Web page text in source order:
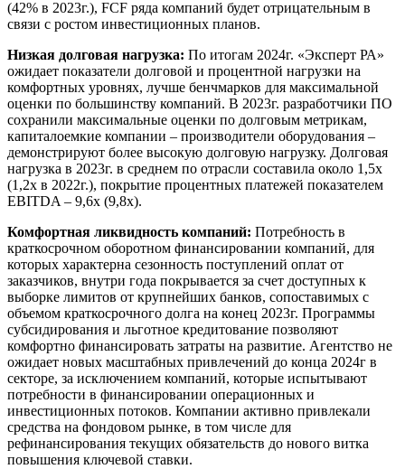
(42% в 2023г.), FCF ряда компаний будет отрицательным в
связи с ростом инвестиционных планов.
Низкая долговая нагрузка: По итогам 2024г. «Эксперт РА»
ожидает показатели долговой и процентной нагрузки на
комфортных уровнях, лучше бенчмарков для максимальной
оценки по большинству компаний. В 2023г. разработчики ПО
сохранили максимальные оценки по долговым метрикам,
капиталоемкие компании – производители оборудования –
демонстрируют более высокую долговую нагрузку. Долговая
нагрузка в 2023г. в среднем по отрасли составила около 1,5х
(1,2х в 2022г.), покрытие процентных платежей показателем
EBITDA – 9,6х (9,8х).
Комфортная ликвидность компаний: Потребность в
краткосрочном оборотном финансировании компаний, для
которых характерна сезонность поступлений оплат от
заказчиков, внутри года покрывается за счет доступных к
выборке лимитов от крупнейших банков, сопоставимых с
объемом краткосрочного долга на конец 2023г. Программы
субсидирования и льготное кредитование позволяют
комфортно финансировать затраты на развитие. Агентство не
ожидает новых масштабных привлечений до конца 2024г в
секторе, за исключением компаний, которые испытывают
потребности в финансировании операционных и
инвестиционных потоков. Компании активно привлекали
средства на фондовом рынке, в том числе для
рефинансирования текущих обязательств до нового витка
повышения ключевой ставки.